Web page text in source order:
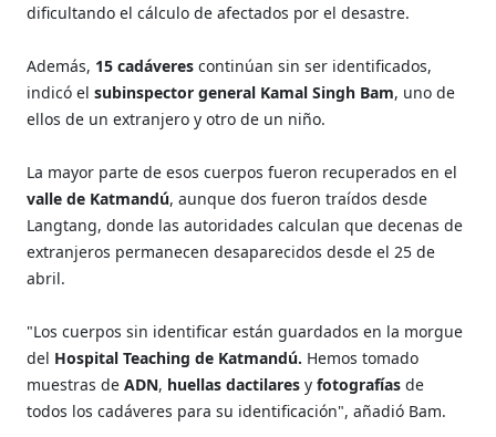
dificultando el cálculo de afectados por el desastre.
Además, 15 cadáveres continúan sin ser identificados,
indicó elsubinspector general Kamal Singh Bam, uno de
ellos de un extranjero y otro de un niño.
La mayor parte de esos cuerpos fueron recuperados en el
valle de Katmandú, aunque dos fueron traídos desde
Langtang, donde las autoridades calculan que decenas de
extranjeros permanecen desaparecidos desde el 25 de
abril.
"Los cuerpos sin identificar están guardados en la morgue
del Hospital Teaching de Katmandú. Hemos tomado
muestras de ADN, huellas dactilaresy fotografías de
todos los cadáveres para su identificación", añadió Bam.